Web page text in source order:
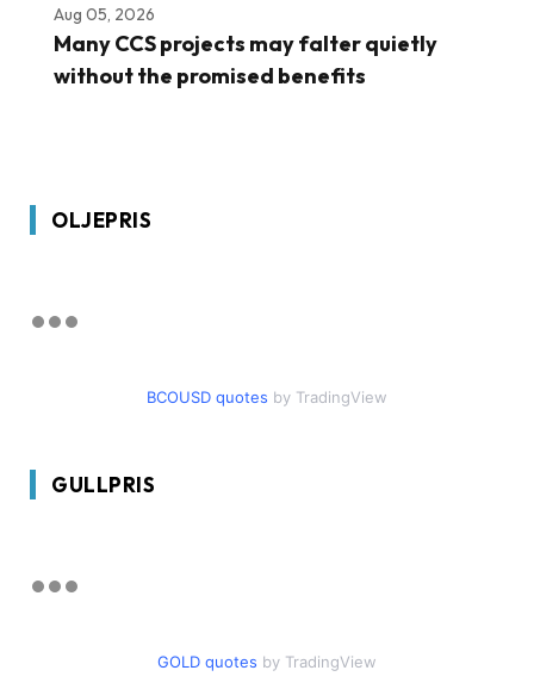
Aug 05, 2026
Many CCS projects may falter quietly
without the promised benefits
OLJEPRIS
BCOUSD quotes by TradingView
GULLPRIS
GOLD quotes by TradingView